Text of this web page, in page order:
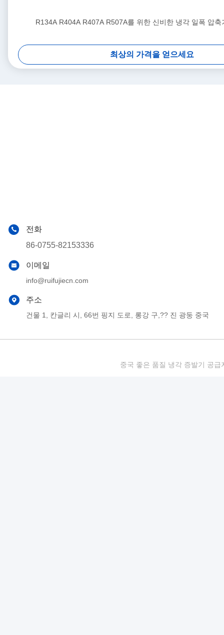
R134A R404A R407A R507A를 위한 신비한 냉각 일폭 압축
최상의 가격을 얻으세요
전화
86-0755-82153336
이메일
info@ruifujiecn.com
주소
건물 1, 칸글리 시, 66번 핑지 도로, 롱강 구,?? 진 광둥 중국
중국 좋은 품질 냉각 증발기 공